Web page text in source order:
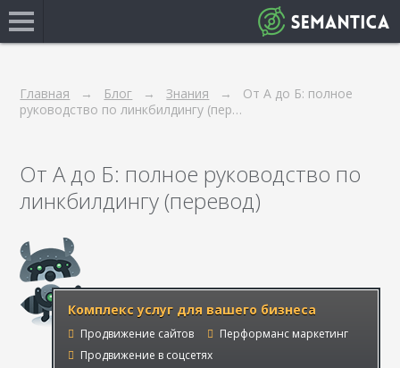
Главная Блог Знания
От А до Б: полное
руководство по линкбилдингу (пер…
От А до Б: полное руководство по
линкбилдингу (перевод)
Комплекс услуг для вашего бизнеса
Продвижение сайтов
Перформанс маркетинг
Продвижение в соцсетях